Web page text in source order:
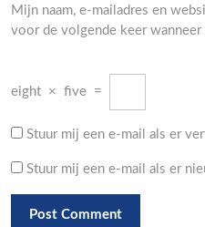
Mijn naam, e-mailadres en
voor de volgende keer wanneer
eight × five =
Stuur mij een e-mail als er
Stuur mij een e-mail als er